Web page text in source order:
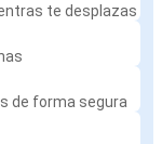
te desplazas
de forma segura